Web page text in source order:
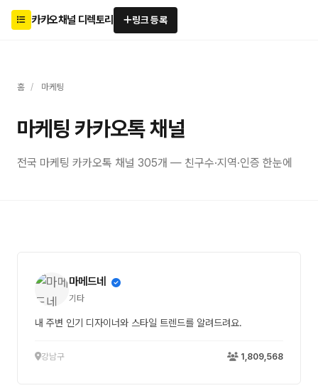
카카오채널 디렉토리 링크 등록
홈 / 마케팅
마케팅 카카오톡 채널
전국 마케팅 카카오톡 채널 305개 — 친구수·지역·인증 한눈에
마메드네
기타
내 주변 인기 디자이너와 스타일 트렌드를 알려드려요.
강남구 1,809,568